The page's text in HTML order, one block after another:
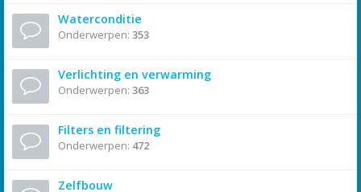
Waterconditie
Onderwerpen: 353
Verlichting en verwarming
Onderwerpen: 363
Filters en filtering
Onderwerpen: 472
Zelfbouw